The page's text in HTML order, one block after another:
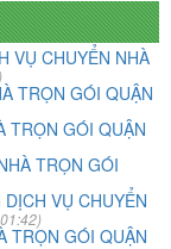
VỤ CHUYỂN NHÀ
TRỌN GÓI QUẬN
TRỌN GÓI QUẬN
TRỌN GÓI
VỤ CHUYỂN
TRỌN GÓI QUẬN
Phạm Minh Tuấn
P.13, Q. Tân Bình
cư Thái An
Nguyên đã lâu
này. Tôi xin
cao chất